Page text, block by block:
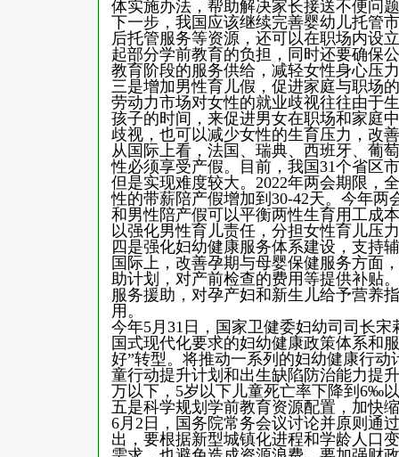
体实施办法，帮助解决家长接送不便问
下一步，我国应该继续完善婴幼儿托管
后托管服务等资源，还可以在职场内设
起部分学前教育的负担，同时还要确保
教育阶段的服务供给，减轻女性身心压
三是增加男性育儿假，促进家庭与职场
劳动力市场对女性的就业歧视往往由于
孩子的时间，来促进男女在职场和家庭
歧视，也可以减少女性的生育压力，改
从国际上看，法国、瑞典、西班牙、葡
性必须享受产假。目前，我国31个省区
但是实现难度较大。2022年两会期限，
性的带薪陪产假增加到30-42天。今年
和男性陪产假可以平衡两性生育用工成
以强化男性育儿责任，分担女性育儿压
四是强化妇幼健康服务体系建设，支持
国际上，改善孕期与母婴保健服务方面
助计划，对产前检查的费用等提供补贴
服务援助，对孕产妇和新生儿给予营养
用。
今年5月31日，国家卫健委妇幼司司长
国式现代化要求的妇幼健康政策体系和
好”转型。将推动一系列的妇幼健康行
童行动提升计划和出生缺陷防治能力提
万以下，5岁以下儿童死亡率下降到6‰
五是科学规划学前教育资源配置，加快
6月2日，国务院常务会议讨论并原则通
出，要根据新型城镇化进程和学龄人口